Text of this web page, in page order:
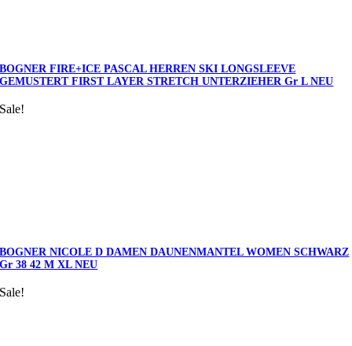
BOGNER FIRE+ICE PASCAL HERREN SKI LONGSLEEVE
GEMUSTERT FIRST LAYER STRETCH UNTERZIEHER Gr L NEU
Sale!
BOGNER NICOLE D DAMEN DAUNENMANTEL WOMEN SCHWARZ
Gr 38 42 M XL NEU
Sale!